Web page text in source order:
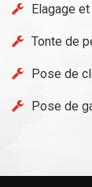
Elagage
Tonte de
Pose de
Pose de